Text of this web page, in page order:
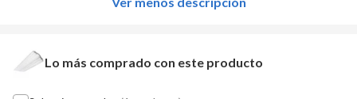
Lo más comprado con este producto